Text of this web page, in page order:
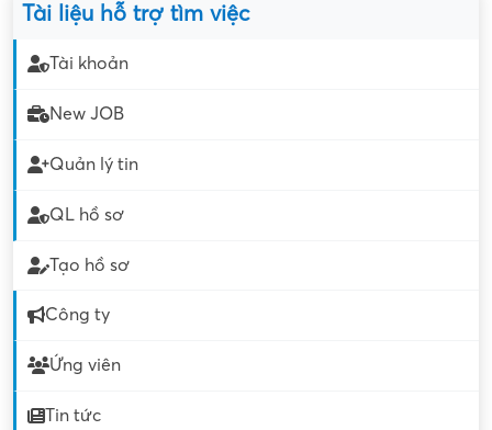
Tài liệu hỗ trợ tìm việc
Tài khoản
New JOB
Quản lý tin
QL hồ sơ
Tạo hồ sơ
Công ty
Ứng viên
Tin tức